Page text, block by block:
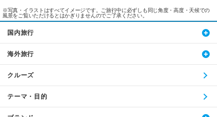
※写真・イラストはすべてイメージです。ご旅行中に必ずしも同じ角度・高度・天候での
風景をご覧いただけるとはかぎりませんのでご了承ください。
国内旅行
海外旅行
クルーズ
テーマ・目的